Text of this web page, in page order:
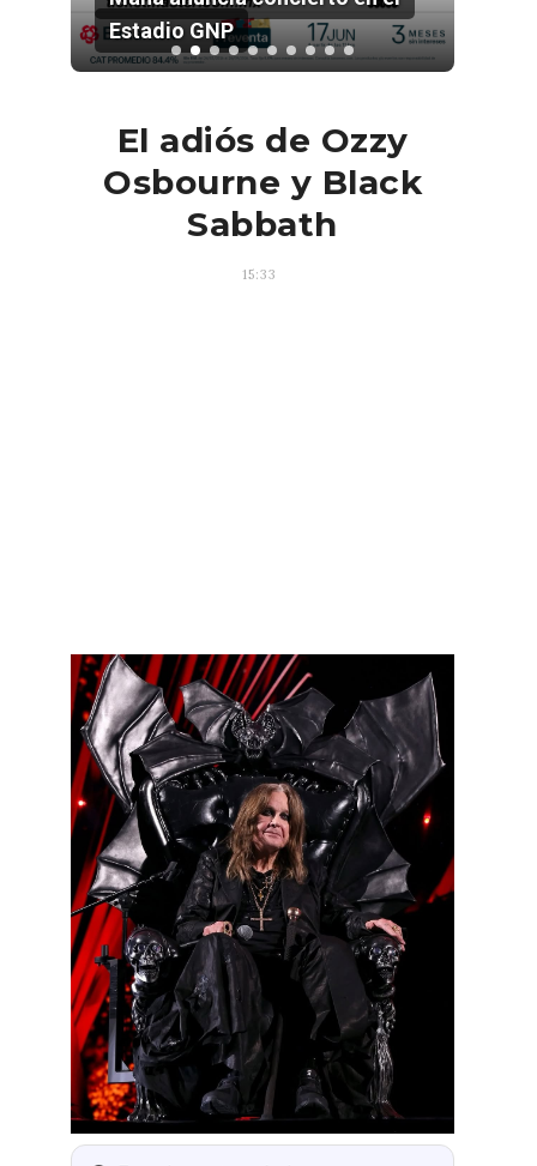
Estadio GNP
El adiós de Ozzy
Osbourne y Black
Sabbath
15:33